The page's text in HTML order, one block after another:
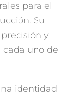
para el
Su
y
uno de
identidad